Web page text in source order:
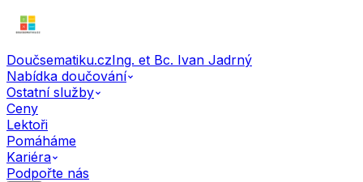
Doučsematiku.czIng. et Bc. Ivan Jadrný
Nabídka doučování
Ostatní služby
Ceny
Lektoři
Pomáháme
Kariéra
Podpořte nás